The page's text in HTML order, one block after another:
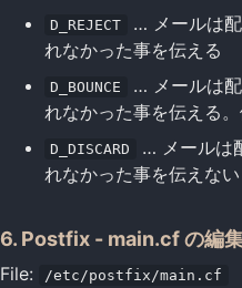
D_REJECT
… メールは
れなかった事を伝える
D_BOUNCE
… メールは
れなかった事を伝える
D_DISCARD
… メールは
れなかった事を伝えない
6. Postfix - main.cf の編
File: /etc/postfix/main.cf